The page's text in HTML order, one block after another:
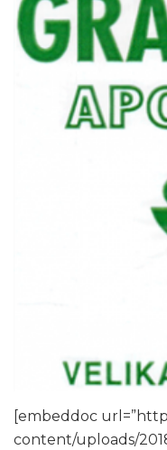
[embeddoc
content/uploads/